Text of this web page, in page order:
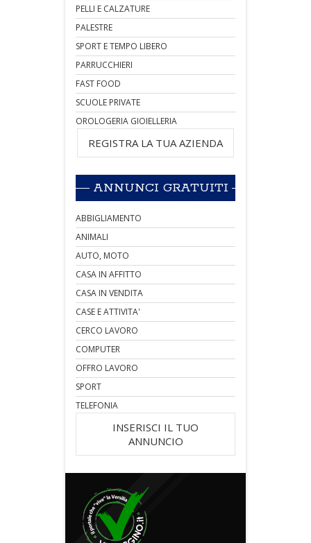
PELLI E CALZATURE
PALESTRE
SPORT E TEMPO LIBERO
PARRUCCHIERI
FAST FOOD
SCUOLE PRIVATE
OROLOGERIA GIOIELLERIA
REGISTRA LA TUA AZIENDA
ANNUNCI GRATUITI
ABBIGLIAMENTO
ANIMALI
AUTO, MOTO
CASA IN AFFITTO
CASA IN VENDITA
CASE E ATTIVITA'
CERCO LAVORO
COMPUTER
OFFRO LAVORO
SPORT
TELEFONIA
INSERISCI IL TUO
ANNUNCIO